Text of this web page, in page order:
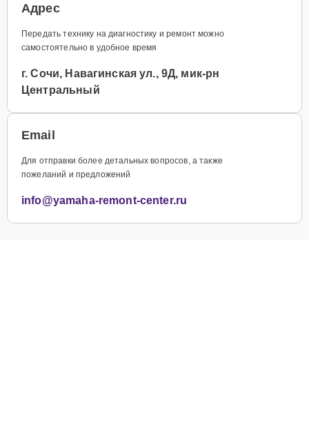
Адрес
Передать технику на диагностику и ремонт можно
самостоятельно в удобное время
г. Сочи, Навагинская ул., 9Д, мик-рн
Центральный
Email
Для отправки более детальных вопросов, а также
пожеланий и предложений
info@yamaha-remont-center.ru